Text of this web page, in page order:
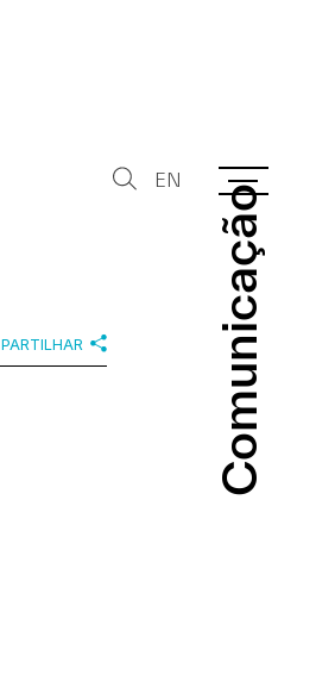
Comunicação
Comunicação
EN
PARTILHAR